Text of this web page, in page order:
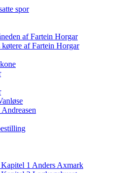
spor
af Fartein Horgar
køtere af Fartein Horgar
Kapitel 1 Anders Axmark